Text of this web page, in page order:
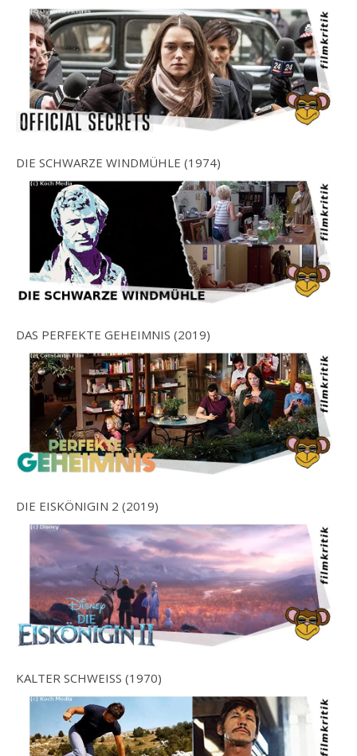
DIE SCHWARZE WINDMÜHLE (1974)
DAS PERFEKTE GEHEIMNIS (2019)
DIE EISKÖNIGIN 2 (2019)
KALTER SCHWEISS (1970)